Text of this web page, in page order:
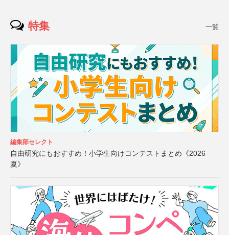
特集 一覧
編集部セレクト
自由研究にもおすすめ！小学生向けコンテストまとめ《2026
夏》